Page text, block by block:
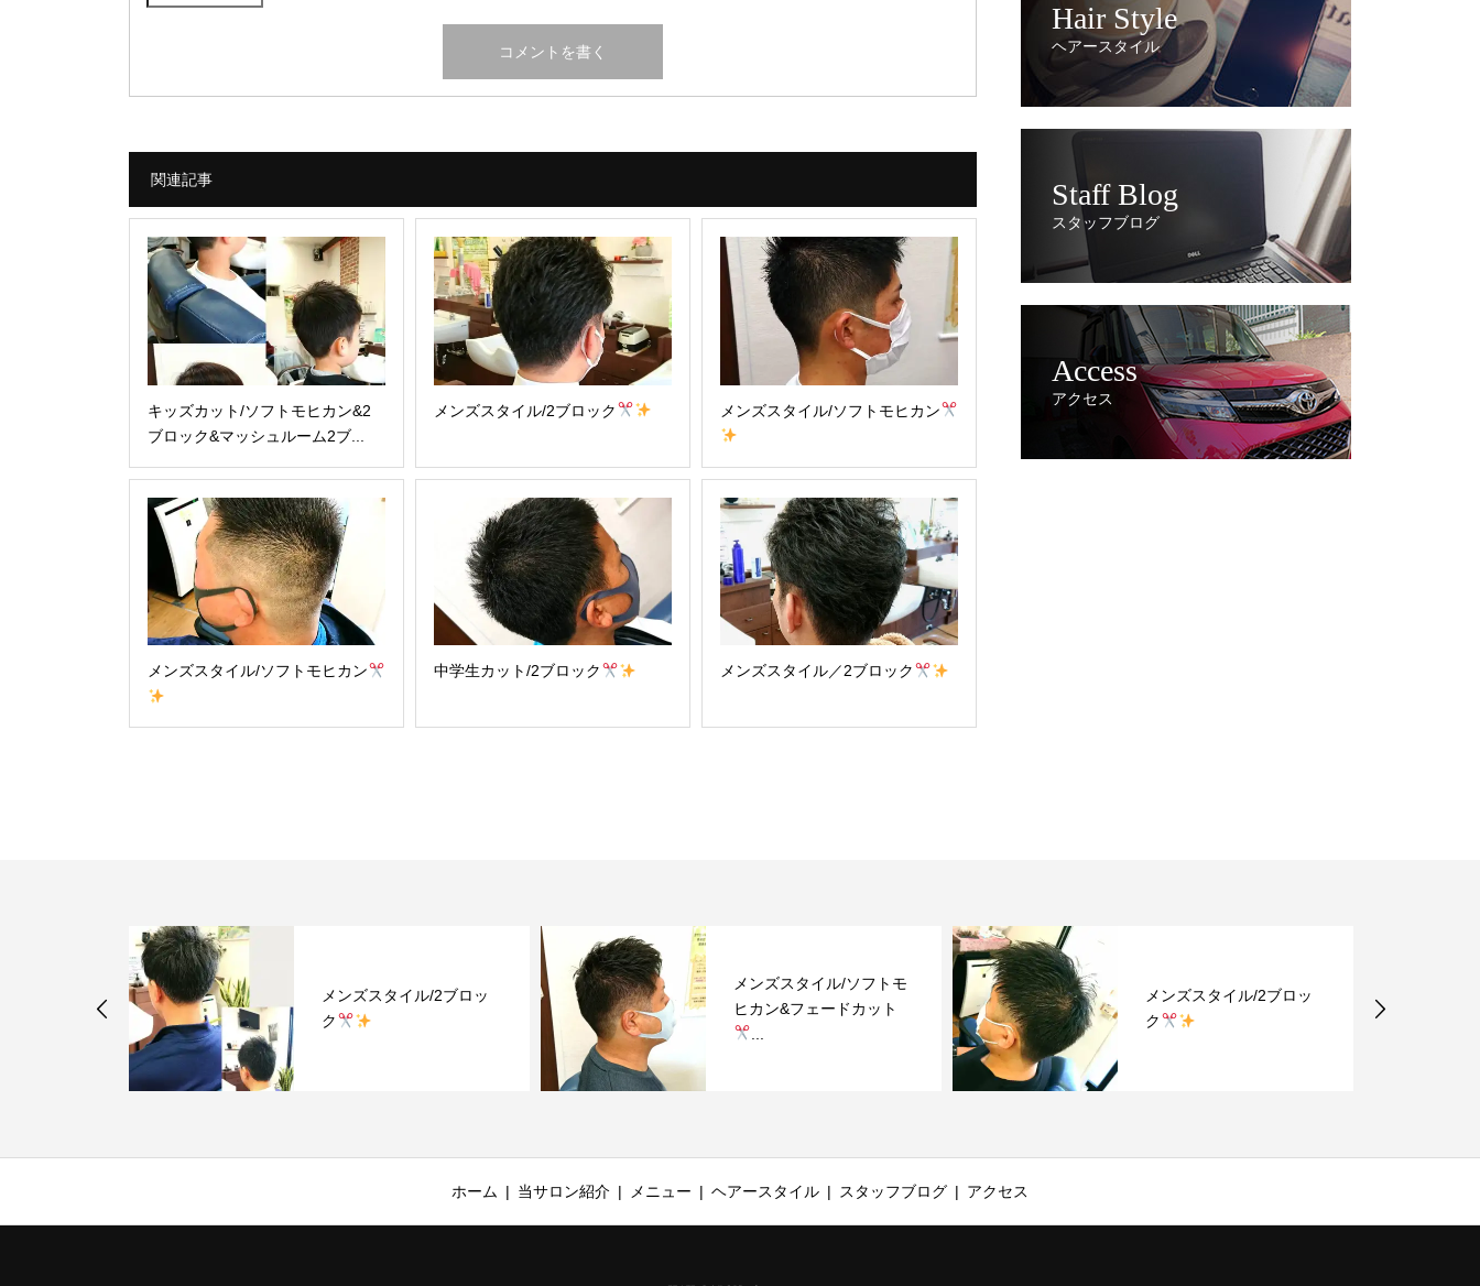
関連記事
キッズカット/ソフトモヒカン&2
ブロック&マッシュルーム2ブ...
メンズスタイル/2ブロック メンズスタイル/ソフトモヒカン
メンズスタイル/ソフトモヒカン 中学生カット/2ブロック メンズスタイル／2ブロック
Hair Style
ヘアースタイル
Staff Blog
スタッフブログ
Access
アクセス
メンズスタイル/2ブロッ
ク
メンズスタイル/ソフトモ
ヒカン&フェードカット
メンズスタイル/2ブロッ
ク
ホーム 当サロン紹介 メニュー ヘアースタイル スタッフブログ アクセス